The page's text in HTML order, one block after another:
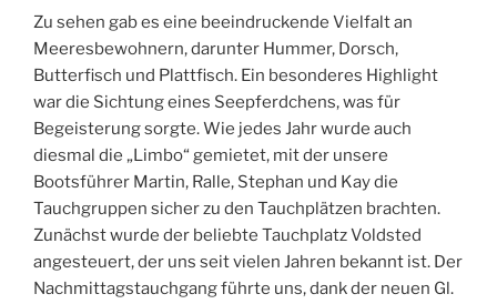
Zu sehen gab es eine beeindruckende Vielfalt an
Meeresbewohnern,darunter Hummer, Dorsch,
Butterfisch und Plattfisch. Ein besonderes Highlight
war die Sichtung eines Seepferdchens, was für
Begeisterung sorgte. Wie jedes Jahr wurde auch
diesmal die „Limbo“ gemietet, mit der unsere
Bootsführer Martin, Ralle, Stephan und Kay die
Tauchgruppen sicher zu den Tauchplätzen brachten.
Zunächst wurde der beliebte Tauchplatz Voldsted
angesteuert, der uns seit vielen Jahren bekannt ist. Der
Nachmittagstauchgang führte uns, dank der neuen Gl.